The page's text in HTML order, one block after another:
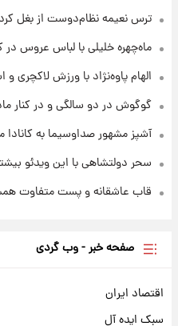
۲۱ ساعت پیش
ترس نعیمه نظام‌دوست از بغل
ماه‌چهره خلیلی با لباس عروس در
الهام پاوه‌نژاد با ورزش
گوگوش در دو سالگی و در کنار
آشپز مشهور صداوسیما به کانادا
سحر دولتشاهی با این ویدئو
قاب عاشقانه و پست متفاوت
صفحه خبر - وب گردی
اقتصاد ایران
سبک ایده آل